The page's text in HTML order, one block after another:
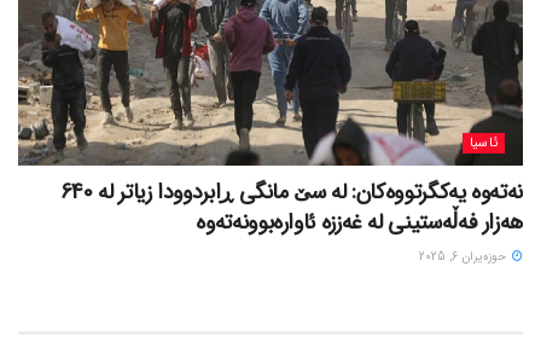
ئاسیا
نەتەوە یەکگرتووەکان: لە سێ مانگی ڕابردوودا زیاتر لە 640
هەزار فەڵەستینی لە غەززە ئاوارەبوونەتەوە
حوزه‌یران 6, 2025